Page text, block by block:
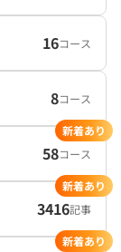
16コース
8コース
58コース
新着あり
3416記事
新着あり
新着あり